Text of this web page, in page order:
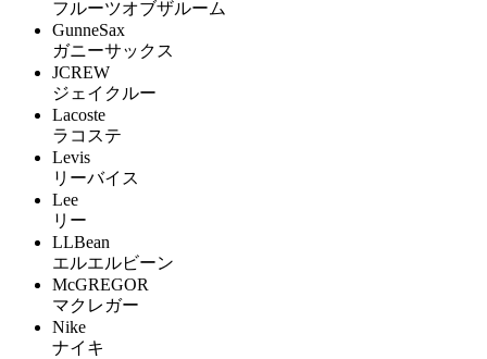
フルーツオブザルーム
GunneSax
ガニーサックス
JCREW
ジェイクルー
Lacoste
ラコステ
Levis
リーバイス
Lee
リー
LLBean
エルエルビーン
McGREGOR
マクレガー
Nike
ナイキ